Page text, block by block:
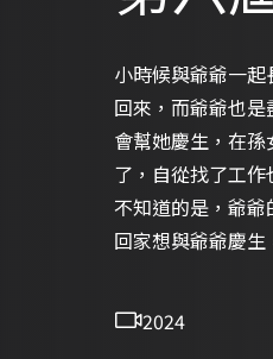
小時候與爺爺一
回來，而爺爺也
會幫她慶生，在
了，自從找了工
不知道的是，爺
回家想與爺爺慶生
2024